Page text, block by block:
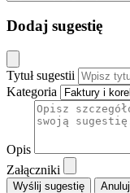
Dodaj sugestię
Tytuł sugestii
Kategoria
Opis
Załączniki
Anuluj